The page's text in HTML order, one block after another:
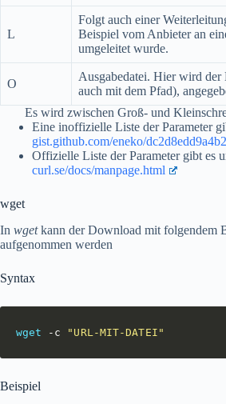
L
Folgt auch einer
Beispiel vom Anbieter an
umgeleitet wurde.
O
Ausgabedatei. Hier wird der
auch mit dem Pfad),
Es wird zwischen Groß- und
Eine inoffizielle Liste der Parameter
gist.github.com/eneko/
Offizielle Liste der Parameter gibt es
curl.se/docs/manpage.html
wget
In wgetkann der Download mit folgendem
aufgenommen werden
Syntax
wget -c "URL-MIT-DATEI"
Beispiel